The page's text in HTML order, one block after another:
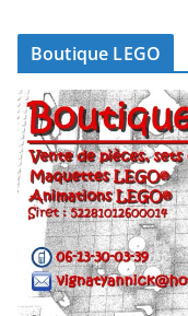
Boutique LEGO